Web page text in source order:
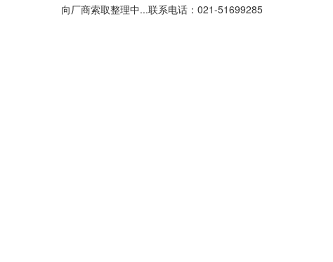
向厂商索取整理中...联系电话：021-51699285